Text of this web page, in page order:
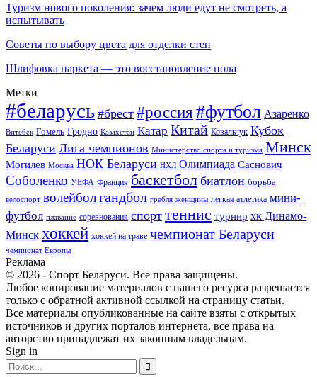
Туризм нового поколения: зачем люди едут не смотреть, а
испытывать
Советы по выбору цвета для отделки стен
Шлифовка паркета — это восстановление пола
Метки
#беларусь #брест #россия#футбол Азаренко
Витебск Гомель Гродно Казахстан Катар Китай Ковальчук Кубок
Беларуси Лига чемпионов Министерство спорта и туризма Минск
Могилев Москва НОК Беларуси НХЛ Олимпиада Саснович
Соболенко УЕФА Франция баскетбол биатлон борьба
велоспорт волейболгандбол гребля женщины легкая атлетика мини-
футбол плавание соревнования спорт теннис турнир хк Динамо-
Минск хоккей хоккей на траве чемпионат Беларуси
чемпионат Европы
Реклама
© 2026 - Спорт Беларуси. Все права защищены.
Любое копирование материалов с нашего ресурса разрешается
только с обратной активной ссылкой на страницу статьи.
Все материалы опубликованные на сайте взяты с открытых
источников и других порталов интернета, все права на
авторство принадлежат их законным владельцам.
Sign in